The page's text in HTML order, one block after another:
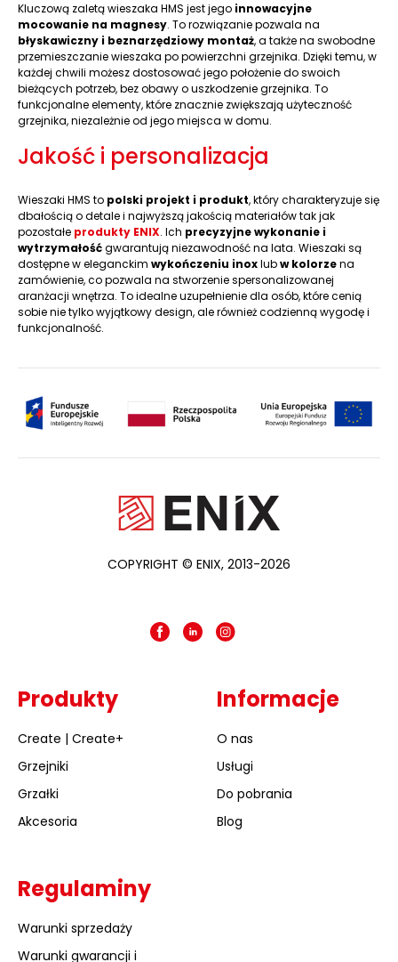
Kluczową zaletą wieszaka HMS jest jego innowacyjne
mocowanie na magnesy. To rozwiązanie pozwala na
błyskawiczny i beznarzędziowy montaż, a także na swobodne
przemieszczanie wieszaka po powierzchni grzejnika. Dzięki temu, w
każdej chwili możesz dostosować jego położenie do swoich
bieżących potrzeb, bez obawy o uszkodzenie grzejnika. To
funkcjonalne elementy, które znacznie zwiększają użyteczność
grzejnika, niezależnie od jego miejsca w domu.
Jakość i personalizacja
Wieszaki HMS to polski projekt i produkt, który charakteryzuje się
dbałością o detale i najwyższą jakością materiałów tak jak
pozostałe produkty ENIX. Ich precyzyjne wykonanie i
wytrzymałośćgwarantują niezawodność na lata. Wieszaki są
dostępne w eleganckim wykończeniu inoxlubw kolorzena
zamówienie, co pozwala na stworzenie spersonalizowanej
aranżacji wnętrza. To idealne uzupełnienie dla osób, które cenią
sobie nie tylko wyjątkowy design, ale również codzienną wygodę i
funkcjonalność.
COPYRIGHT © ENIX, 2013-2026
Produkty
Create | Create+
Grzejniki
Grzałki
Akcesoria
Informacje
O nas
Usługi
Do pobrania
Blog
Regulaminy
Warunki sprzedaży
Warunki gwarancji i